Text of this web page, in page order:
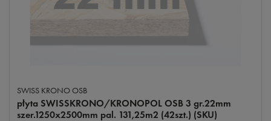
SWISS KRONO OSB
płyta SWISSKRONO/KRONOPOL OSB 3 gr.22mm
szer.1250x2500mm pal. 131,25m2 (42szt.) (SKU)